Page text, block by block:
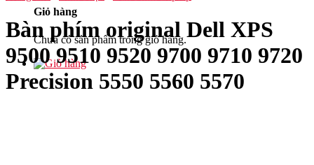
Giỏ hàng
Chưa có sản phẩm trong giỏ hàng.
Bàn phím original Dell XPS
9500 9510 9520 9700 9710 9720
Precision 5550 5560 5570